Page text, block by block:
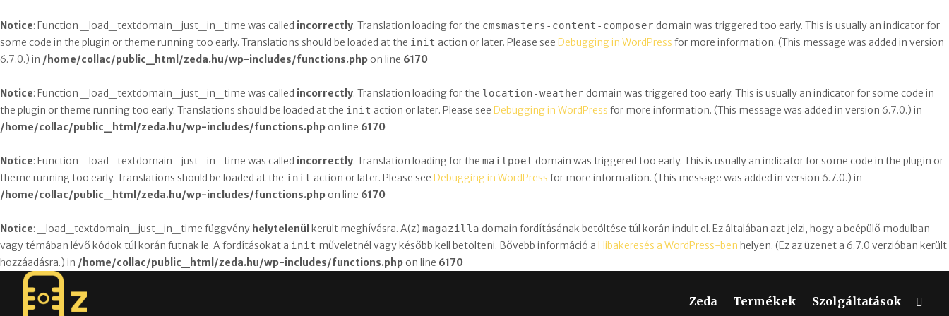
Notice: Function _load_textdomain_just_in_time was called incorrectly. Translation loading for the cmsmasters-content-composer domain was triggered too early. This is usually an indicator for
some code in the plugin or theme running too early. Translations should be loaded at the init action or later. Please see Debugging in WordPress for more information. (This message was added in version
6.7.0.) in /home/collac/public_html/zeda.hu/wp-includes/functions.php on line 6170
Notice: Function _load_textdomain_just_in_time was called incorrectly. Translation loading for the location-weather domain was triggered too early. This is usually an indicator for some code in
the plugin or theme running too early. Translations should be loaded at the init action or later. Please see Debugging in WordPress for more information. (This message was added in version 6.7.0.) in
/home/collac/public_html/zeda.hu/wp-includes/functions.php on line 6170
Notice: Function _load_textdomain_just_in_time was called incorrectly. Translation loading for the mailpoet domain was triggered too early. This is usually an indicator for some code in the plugin or
theme running too early. Translations should be loaded at the init action or later. Please see Debugging in WordPress for more information. (This message was added in version 6.7.0.) in
/home/collac/public_html/zeda.hu/wp-includes/functions.php on line 6170
Notice: _load_textdomain_just_in_time függvény helytelenül került meghívásra. A(z) magazilla domain fordításának betöltése túl korán indult el. Ez általában azt jelzi, hogy a beépülő modulban
vagy témában lévő kódok túl korán futnak le. A fordításokat a init műveletnél vagy később kell betölteni. Bővebb információ a Hibakeresés a WordPress-ben helyen. (Ez az üzenet a 6.7.0 verzióban került
hozzáadásra.) in /home/collac/public_html/zeda.hu/wp-includes/functions.php on line 6170
Zeda Termékek Szolgáltatások